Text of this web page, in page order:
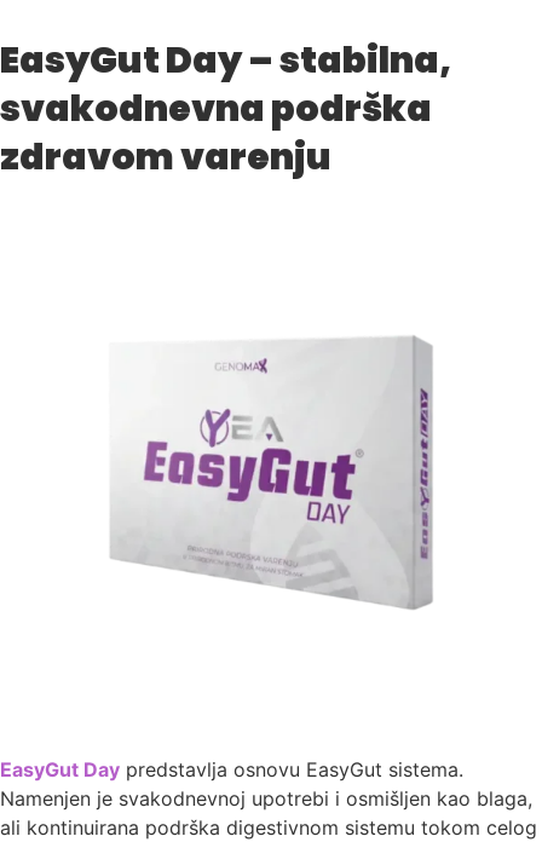
EasyGut Day – stabilna,
svakodnevna podrška
zdravom varenju
EasyGut Day predstavlja osnovu EasyGut sistema.
Namenjen je svakodnevnoj upotrebi i osmišljen kao blaga,
ali kontinuirana podrška digestivnom sistemu tokom celog